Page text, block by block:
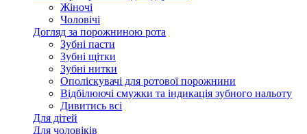
Жіночі
Чоловічі
Догляд за порожниною рота
Зубні пасти
Зубні щітки
Зубні нитки
Ополіскувачі для ротової порожнини
Відбілюючі смужки та індикація зубного нальоту
Дивитись всі
Для дітей
Для чоловіків